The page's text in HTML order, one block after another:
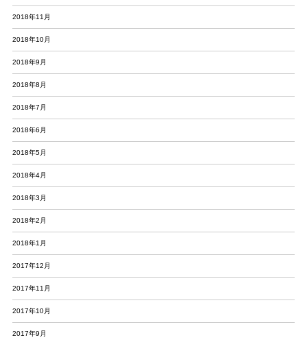
2018年11月
2018年10月
2018年9月
2018年8月
2018年7月
2018年6月
2018年5月
2018年4月
2018年3月
2018年2月
2018年1月
2017年12月
2017年11月
2017年10月
2017年9月